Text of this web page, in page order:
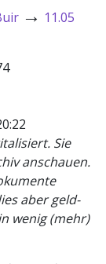
→ 11.05
Sie
anschauen.
aber geld-
wenig (mehr)